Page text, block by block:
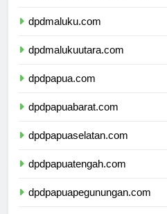
dpdmaluku.com
dpdmalukuutara.com
dpdpapua.com
dpdpapuabarat.com
dpdpapuaselatan.com
dpdpapuatengah.com
dpdpapuapegunungan.com